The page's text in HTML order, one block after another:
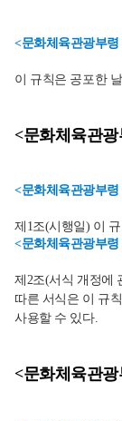
<문화체육관광부령
이 규칙은 공포한
<문화체육관광
<문화체육관광부령
제1조(시행일) 이
<문화체육관광부령
제2조(서식 개정에
따른 서식은 이 규
사용할 수 있다.
<문화체육관광